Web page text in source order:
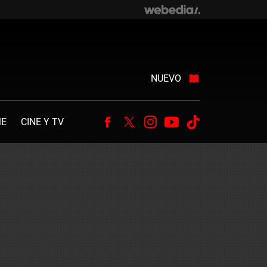
NUEVO
CINE Y TV Facebook
TwitterInstagram
Youtube